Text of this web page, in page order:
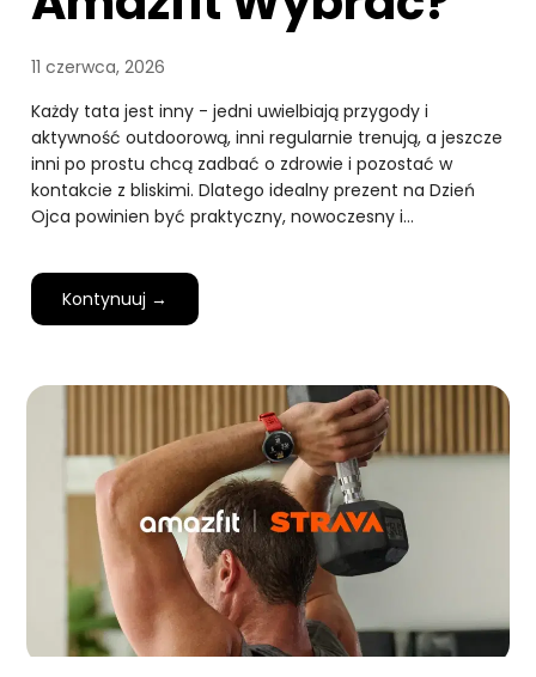
11 czerwca, 2026
Każdy tata jest inny - jedni uwielbiają przygody i
aktywność outdoorową, inni regularnie trenują, a jeszcze
inni po prostu chcą zadbać o zdrowie i pozostać w
kontakcie z bliskimi. Dlatego idealny prezent na Dzień
Ojca powinien być praktyczny, nowoczesny i…
Kontynuuj →